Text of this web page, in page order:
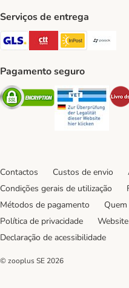
Serviços de entrega
GLS Shipping Method
CTTExpressInPost
Pagamento seguro
Security
Contactos Custos de envio
Condições gerais de utilização
Métodos de pagamento
Política de privacidade
Declaração de acessibilidade
© zooplus SE 2026